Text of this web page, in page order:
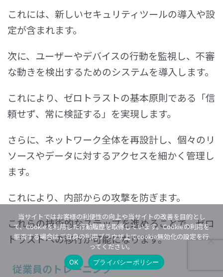
これには、新しいセキュリティツールの導入や設
定が含まれます。
次に、ユーザーやデバイスの行動を監視し、不審
な動きを検出するためのシステムを導入します。
これにより、ゼロトラストの基本原則である「信
頼せず、常に検証する」を実現します。
さらに、ネットワーク全体を再設計し、個々のリ
ソースやデータに対するアクセスを細かく管理し
ます。
これにより、内部からの攻撃を防ぎます。
これらの技術的なステップを進めることで、ゼロ
トラストへの移行が可能になります。
従業員のトレーニング
当サイトではお客様の利便性の向上や当サイトの改善を目的とし
て、Cookieを利用した行動履歴を取得しています。Cookieの利用を
拒否する場合はご自身の利用ブラウザ上でcookie無効化の設定を行
ってください。
OK プライバシーポリシー